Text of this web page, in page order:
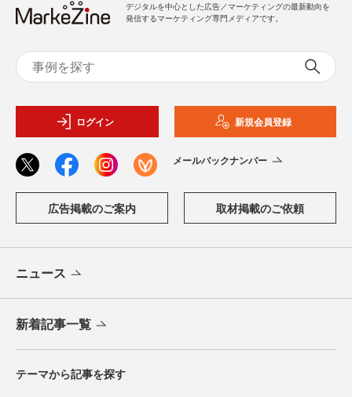
デジタルを中心とした広告／マーケティングの最新動向を
発信するマーケティング専門メディアです。
ログイン 新規会員登録
メールバックナンバー
広告掲載のご案内 取材掲載のご依頼
ニュース
新着記事一覧
テーマから記事を探す